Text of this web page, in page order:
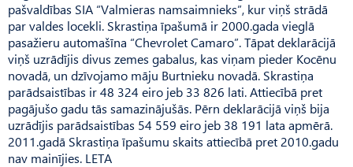
pašvaldības SIA “Valmieras namsaimnieks”, kur viņš strādā
par valdes locekli. Skrastiņa īpašumā ir 2000.gada vieglā
pasažieru automašīna “Chevrolet Camaro”. Tāpat deklarācijā
viņš uzrādījis divus zemes gabalus, kas viņam pieder Kocēnu
novadā, un dzīvojamo māju Burtnieku novadā. Skrastiņa
parādsaistības ir 48 324 eiro jeb 33 826 lati. Attiecībā pret
pagājušo gadu tās samazinājušās. Pērn deklarācijā viņš bija
uzrādījis parādsaistības 54 559 eiro jeb 38 191 lata apmērā.
2011.gadā Skrastiņa īpašumu skaits attiecībā pret 2010.gadu
nav mainījies. LETA